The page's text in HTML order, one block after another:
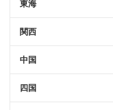
東海
関西
中国
四国